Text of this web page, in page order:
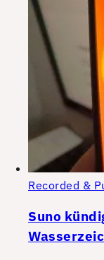
Recorded &
Suno